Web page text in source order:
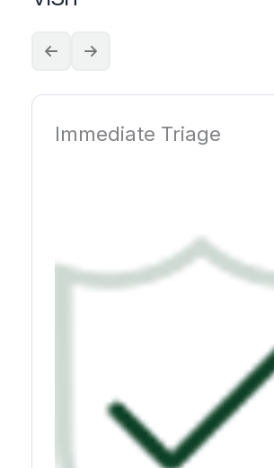
Immediate Triage